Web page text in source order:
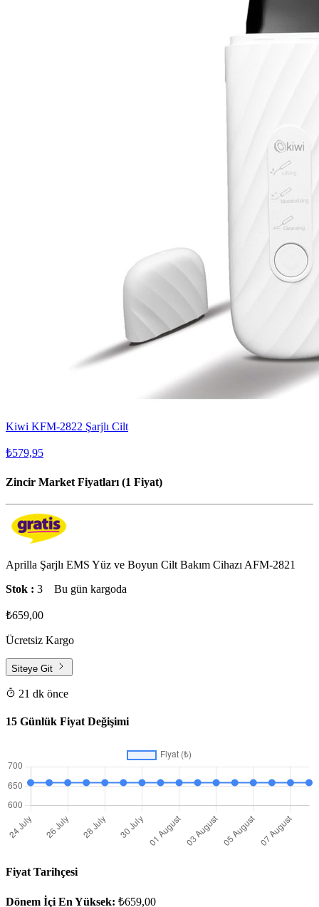
Kiwi KFM-2822 Şarjlı Cilt
₺579,95
Zincir Market Fiyatları (1 Fiyat)
Aprilla Şarjlı EMS Yüz ve Boyun Cilt Bakım Cihazı AFM-2821
Stok : 3 Bu gün kargoda
₺659,00
Ücretsiz Kargo
Siteye Git
21 dk önce
15 Günlük Fiyat Değişimi
Fiyat Tarihçesi
Dönem İçi En Yüksek: ₺659,00